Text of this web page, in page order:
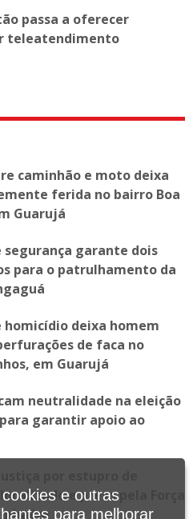
passa a oferecer
teleatendimento
caminhão e moto deixa
ferida no bairro Boa
Guarujá
segurança garante dois
para o patrulhamento da
deixa homem
de faca no
em Guarujá
neutralidade na eleição
garantir apoio ao
e preso pela Força
e outras
para melhorar